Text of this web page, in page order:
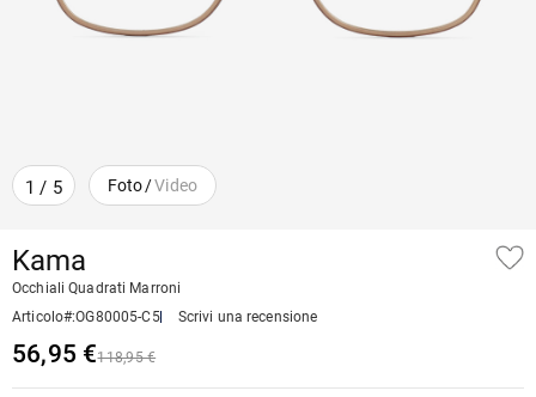
1 / 5 Foto/Video
Kama
Occhiali Quadrati Marroni
Articolo#:OG80005-C5 Scrivi una recensione
56,95 €118,95 €